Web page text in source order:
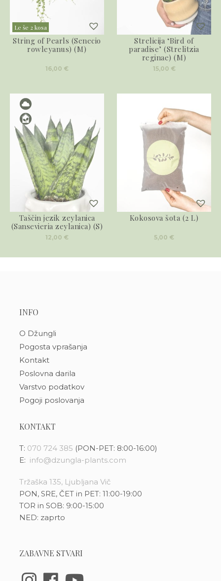
Le še 2 kosa
String of Pearls (Senecio
rowleyanus) (M)
16,00 €
Strelicija ‘Bird of
paradise’ (Strelitzia
reginae) (M)
15,00 €
Taščin jezik zeylanica
(Sansevieria zeylanica) (S)
12,00 €
Kokosova šota (2 L)
5,00 €
INFO
O Džungli
Pogosta vprašanja
Kontakt
Poslovna darila
Varstvo podatkov
Pogoji poslovanja
KONTAKT
T: 070 724 385 (PON-PET: 8:00-16:00)
E: info@dzungla-plants.com
Tržaška 135, Ljubljana Vič
PON, SRE, ČET in PET: 11:00-19:00
TOR in SOB: 9:00-15:00
NED: zaprto
ZABAVNE STVARI